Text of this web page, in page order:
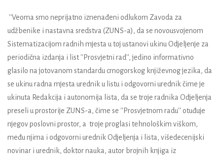
''Veoma smo neprijatno iznenađeni odlukom Zavoda za
udžbenike i nastavna sredstva (ZUNS-a), da se novousvojenom
Sistematizacijom radnih mjesta u toj ustanovi ukinu Odjeljenje za
periodična izdanja i list ''Prosvjetni rad'', jedino informativno
glasilo na jotovanom standardu crnogorskog književnog jezika, da
se ukinu radna mjesta urednik u listu i odgovorni urednik čime je
ukinuta Redakcija i autonomija lista, da se troje radnika Odjeljenja
preseli u prostorije ZUNS-a, čime se ''Prosvjetnom radu'' otuđuje
njegov poslovni prostor, a troje proglasi tehnološkim viškom,
među njima i odgovorni urednik Odjeljenja i lista, višedecenijski
novinar i urednik, doktor nauka, autor brojnih knjiga iz